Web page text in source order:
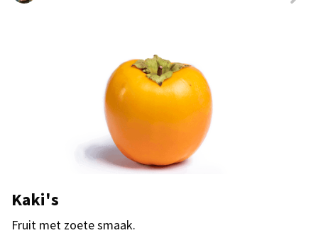
Kaki's
Fruit met zoete smaak.